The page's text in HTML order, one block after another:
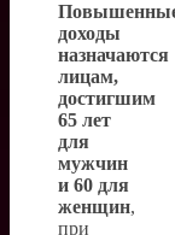
доходы
назначаются
лицам,
достигшим
65 лет
для
мужчин
и 60 для
женщин,
при